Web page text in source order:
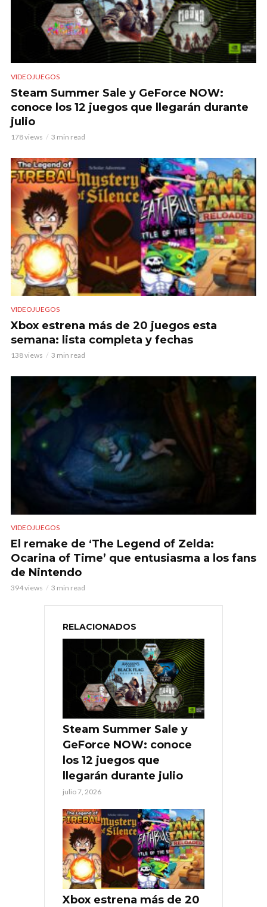
VIDEOJUEGOS
Steam Summer Sale y GeForce NOW:
conoce los 12 juegos que llegarán durante
julio
178 views 3 min read
VIDEOJUEGOS
Xbox estrena más de 20 juegos esta
semana: lista completa y fechas
138 views 3 min read
VIDEOJUEGOS
El remake de ‘The Legend of Zelda:
Ocarina of Time’ que entusiasma a los fans
de Nintendo
394 views 3 min read
RELACIONADOS
Steam Summer Sale y
GeForce NOW: conoce
los 12 juegos que
llegarán durante julio
julio 7, 2026
Xbox estrena más de 20